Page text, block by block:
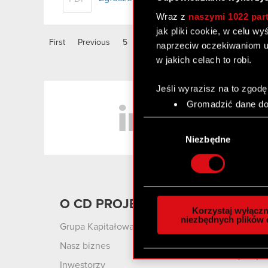
Wraz z naszymi 1022
jak pliki cookie, w celu
naprzeciw oczekiwaniom
w jakich celach to robi.
Jeśli wyrazisz na to
Gromadzić dane
Identyfikować
Dowiedz się więcej
szczegółów . W
Wykorzystujemy pliki
społecznościowym,
otrzymanymi od Ciebie
zgadasz się na używanie
Niezbędne
Korzystaj
niezbędnych plików
First Previous 5 7 8 9 10 11
LinkedIn
O CD PROJEKT
Grupa Kapitałowa
Nasz biznes
Inwestorzy
Wolności